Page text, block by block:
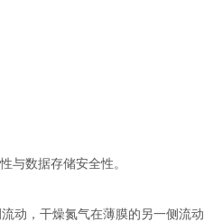
与数据存储安全性。
动，干燥氮气在薄膜的另一侧流